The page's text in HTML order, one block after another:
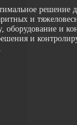
решение
и
оборудование и
и